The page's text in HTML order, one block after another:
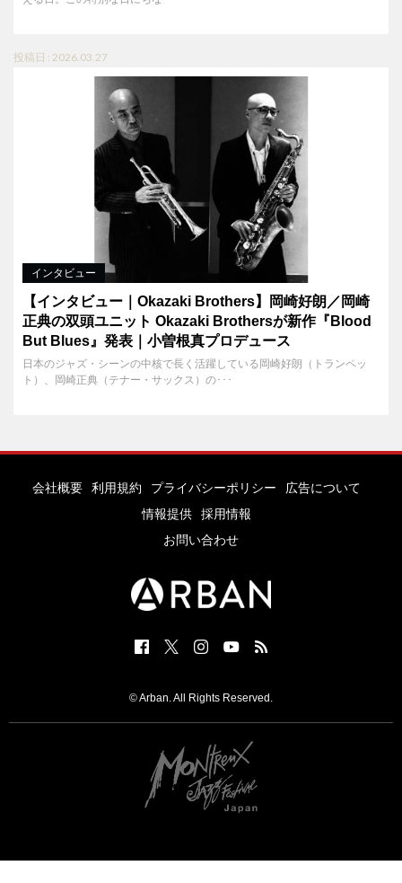
投稿日 : 2026.03.27
インタビュー
【インタビュー｜Okazaki Brothers】岡崎好朗／岡崎
正典の双頭ユニット Okazaki Brothersが新作『Blood
But Blues』発表｜小曽根真プロデュース
日本のジャズ・シーンの中核で長く活躍している岡崎好朗（トランペッ
ト）、岡崎正典（テナー・サックス）の･･･
会社概要 利用規約 プライバシーポリシー
広告について
情報提供
採用情報
お問い合わせ
© Arban. All Rights Reserved.